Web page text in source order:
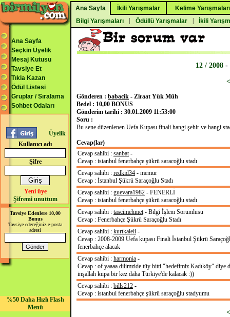
Ana Sayfa İkili Yarışmalar
Kelime Yarışmaları
Bilgi Yarışmaları
Ödüllü Yarışmalar İkili
Ana Sayfa
Seçkin Üyelik
Mesaj Kutusu
Tavsiye Et
Tıkla Kazan
Ödül Listesi
Gruplar / Sıralama
Sohbet Odaları
Üyelik
Kullanıcı adı
Şifre
Yeni üye
Şifremi unuttum
Tavsiye Edenlere 10,00
Bonus
Tavsiye edeceğiniz e-posta
adresi
%50 Daha Hızlı Flash
Menü
12 / 2008-
Gönderen : babacik - Ziraat Yük Müh
Bedel : 10,00 BONUS
Gönderim tarihi : 30.01.2009 11:53:00
Soru :
Bu sene düzenlenen Uefa Kupası finali hangi şehir ve hangi
Cevap(lar)
Cevap sahibi : sanbat-
Cevap : istanbul fenerbahçe şükrü saracoğlu stadı
Cevap sahibi : redkid34 - memur
Cevap : İstanbul Şükrü Saraçoğlu Stadı
Cevap sahibi : guevara1982 - FENERLİ
Cevap : istanbul fenerbahçe şükrü saracoğlu stadı
Cevap sahibi : tascimehmet- Bilgi İşlem Sorumlusu
Cevap : Fenerbahçe Şükrü Saraçoğlu Stadı
Cevap sahibi : kurtkaleli -
Cevap : 2008-2009 Uefa kupası Finali İstanbul Şükrü
fenerbahçe alacak
Cevap sahibi : harmonia -
Cevap : of yaaaa.dilimzide tüy bitti "hedefimiz Kadıköy" diye
inşallah kupa bir kez daha Türkiye'de kalacak :))
Cevap sahibi : bills212 -
Cevap : istanbul fenerbahçe şükrü saraçoğlu stadyumu